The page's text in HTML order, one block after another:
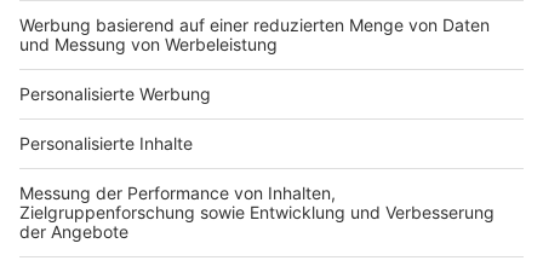
Bauprojekt-Profil
Für Unternehmen
Ihre Baufirma auf bauen.de
Kostenloses Infogespräch